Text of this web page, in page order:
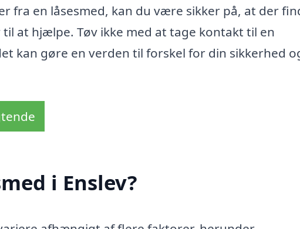
fra en låsesmed, kan du være sikker på, at der
at hjælpe. Tøv ikke med at tage kontakt til en
kan gøre en verden til forskel for din sikkerhed
i Enslev?